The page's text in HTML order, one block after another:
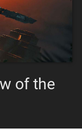
of the